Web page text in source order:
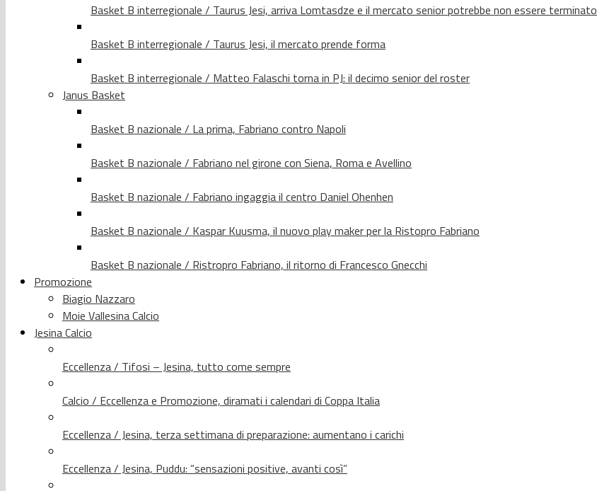
Basket B interregionale / Taurus Jesi, arriva Lomtasdze e il mercato senior potrebbe non essere terminato
Basket B interregionale / Taurus Jesi, il mercato prende forma
Basket B interregionale / Matteo Falaschi torna in PJ: il decimo senior del roster
Janus Basket
Basket B nazionale / La prima, Fabriano contro Napoli
Basket B nazionale / Fabriano nel girone con Siena, Roma e Avellino
Basket B nazionale / Fabriano ingaggia il centro Daniel Ohenhen
Basket B nazionale / Kaspar Kuusma, il nuovo play maker per la Ristopro Fabriano
Basket B nazionale / Ristropro Fabriano, il ritorno di Francesco Gnecchi
Promozione
Biagio Nazzaro
Moie Vallesina Calcio
Jesina Calcio
Eccellenza / Tifosi – Jesina, tutto come sempre
Calcio / Eccellenza e Promozione, diramati i calendari di Coppa Italia
Eccellenza / Jesina, terza settimana di preparazione: aumentano i carichi
Eccellenza / Jesina, Puddu: “sensazioni positive, avanti così”